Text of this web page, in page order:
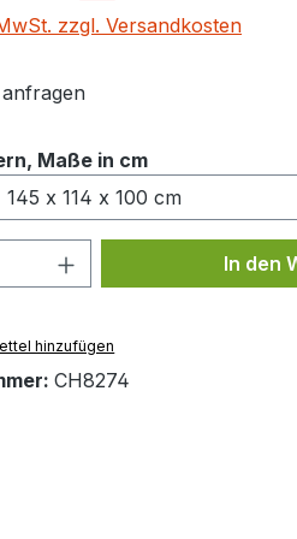
zzgl. Versandkosten
Maße in cmauswählen
Gib denIn den
hinzufügen
CH8274